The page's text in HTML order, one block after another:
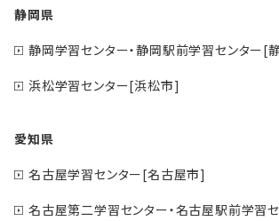
静岡県
静岡学習センター・静岡駅前学習センター[
浜松学習センター[浜松市]
愛知県
名古屋学習センター[名古屋市]
名古屋第二学習センター・名古屋駅前学習